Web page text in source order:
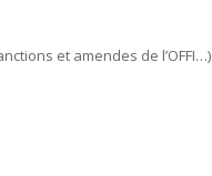
et amendes de l’OFFI…)